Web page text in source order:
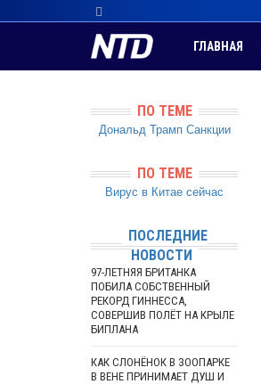
ГЛАВНАЯ
ПО ТЕМЕ
Дональд Трамп Санкции
ПО ТЕМЕ
Вирус в Китае сейчас
ПОСЛЕДНИЕ
НОВОСТИ
97-ЛЕТНЯЯ БРИТАНКА
ПОБИЛА СОБСТВЕННЫЙ
РЕКОРД ГИННЕССА,
СОВЕРШИВ ПОЛЁТ НА КРЫЛЕ
БИПЛАНА
КАК СЛОНЁНОК В ЗООПАРКЕ
В ВЕНЕ ПРИНИМАЕТ ДУШ И